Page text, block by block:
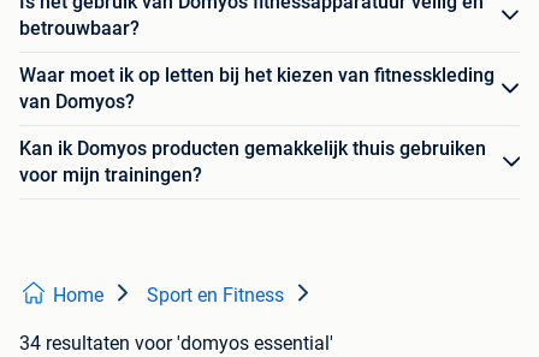
betrouwbaar?
Waar moet ik op letten bij het kiezen van fitnesskleding
van Domyos?
Kan ik Domyos producten gemakkelijk thuis gebruiken
voor mijn trainingen?
Home Sport en Fitness
34 resultaten voor 'domyos essential'